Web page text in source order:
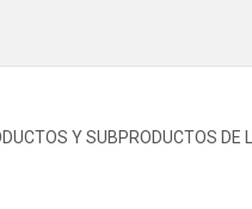
Y SUBPRODUCTOS DE